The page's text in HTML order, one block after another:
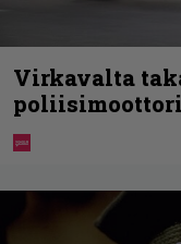
Virkavalta